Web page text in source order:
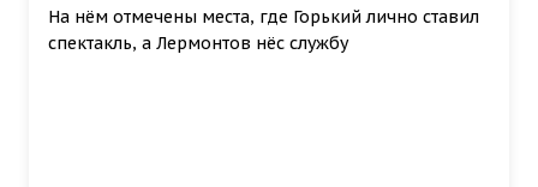
На нём отмечены места, где Горький лично ставил
спектакль, а Лермонтов нёс службу